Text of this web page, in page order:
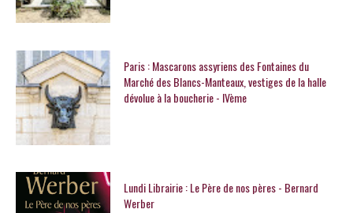
Paris : Mascarons assyriens des Fontaines du
Marché des Blancs-Manteaux, vestiges de la halle
dévolue à la boucherie - IVème
Lundi Librairie : Le Père de nos pères - Bernard
Werber